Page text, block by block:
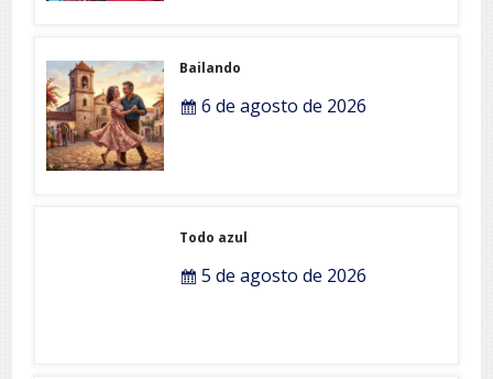
Bailando
6 de agosto de 2026
Todo azul
5 de agosto de 2026